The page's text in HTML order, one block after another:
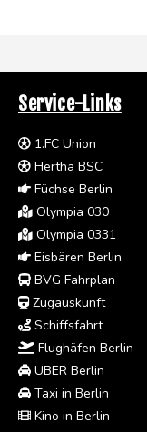
Service-Links
1.FC Union
Hertha BSC
Füchse Berlin
Olympia 030
Olympia 0331
Eisbären Berlin
BVG Fahrplan
Zugauskunft
Schiffsfahrt
Flughäfen Berlin
UBER Berlin
Taxi in Berlin
Kino in Berlin